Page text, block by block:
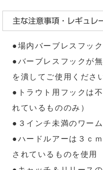
主な注意事項・レギュレ
●場内バーブレスフック
●バーブレスフックが
を潰してご使用くださ
●トラウト用フックは
れているもののみ）
●３インチ未満のワー
●ハードルアーは３ｃ
されているものを使用